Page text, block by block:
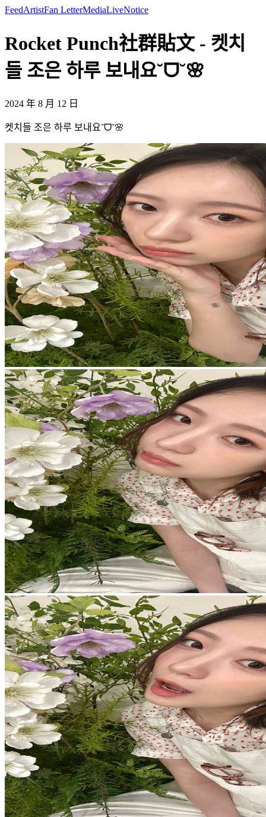
FeedArtistFan LetterMediaLiveNotice
Rocket Punch社群貼文 - 켓치
들 조은 하루 보내요˘ᗜ˘🌸
2024 年 8 月 12 日
켓치들 조은 하루 보내요˘ᗜ˘🌸